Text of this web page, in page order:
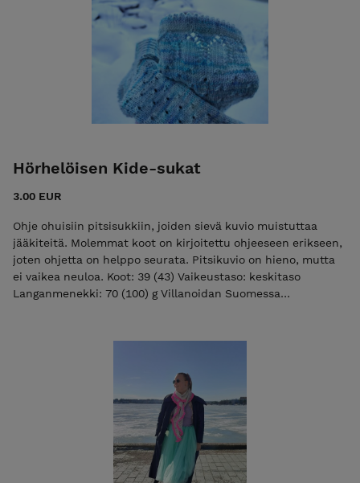
Hörhelöisen Kide-sukat
3.00 EUR
Ohje ohuisiin pitsisukkiin, joiden sievä kuvio muistuttaa
jääkiteitä. Molemmat koot on kirjoitettu ohjeeseen erikseen,
joten ohjetta on helppo seurata. Pitsikuvio on hieno, mutta
ei vaikea neuloa. Koot: 39 (43) Vaikeustaso: keskitaso
Langanmenekki: 70 (100) g Villanoidan Suomessa